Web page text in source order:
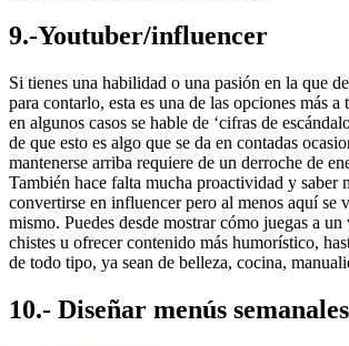
9.-Youtuber/influencer
Si tienes una habilidad o una pasión en la que
para contarlo, esta es una de las opciones más
en algunos casos se hable de ‘cifras de
de que esto es algo que se da en contadas
mantenerse arriba requiere de un derroche de
También hace falta mucha proactividad y saber
convertirse en influencer pero al menos aquí se
mismo. Puedes desde mostrar cómo juegas a
chistes u ofrecer contenido más humorístico,
de todo tipo, ya sean de belleza, cocina,
10.- Diseñar menús semanales